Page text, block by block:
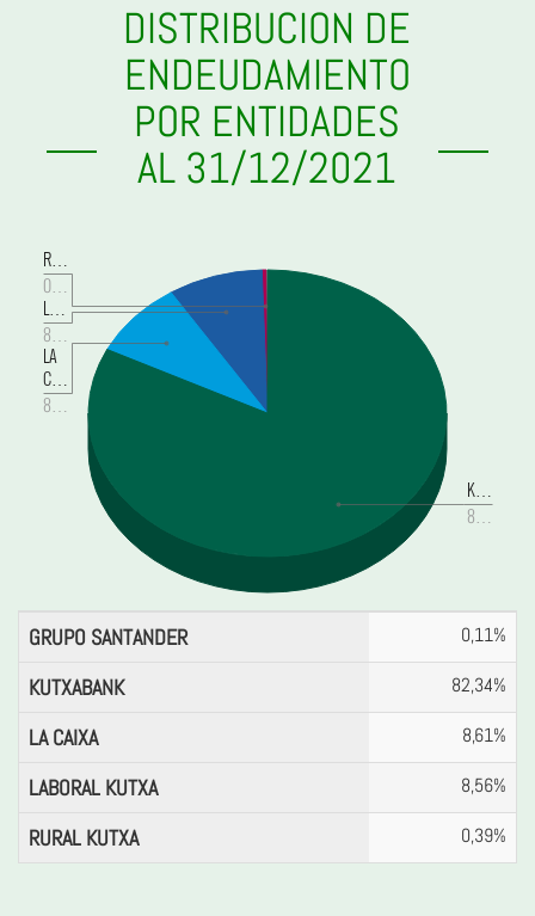
DISTRIBUCION DE
ENDEUDAMIENTO
POR ENTIDADES
AL 31/12/2021
K…
8…
LA
C…
8…
L…
8…
R…
0…
GRUPO SANTANDER 0,11%
KUTXABANK 82,34%
LA CAIXA 8,61%
LABORAL KUTXA 8,56%
RURAL KUTXA 0,39%